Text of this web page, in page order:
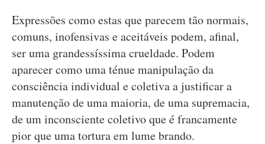
Expressões como estas que parecem tão normais,
comuns, inofensivas e aceitáveis podem, afinal,
ser uma grandessíssima crueldade. Podem
aparecer como uma ténue manipulação da
consciência individual e coletiva a justificar a
manutenção de uma maioria, de uma supremacia,
de um inconsciente coletivo que é francamente
pior que uma tortura em lume brando.